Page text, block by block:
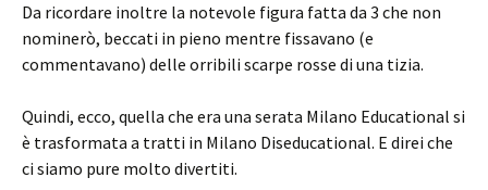
Da ricordare inoltre la notevole figura fatta da 3 che non
nominerò, beccati in pieno mentre fissavano (e
commentavano) delle orribili scarpe rosse di una tizia.
Quindi, ecco, quella che era una serata Milano Educational si
è trasformata a tratti in Milano Diseducational. E direi che
ci siamo pure molto divertiti.